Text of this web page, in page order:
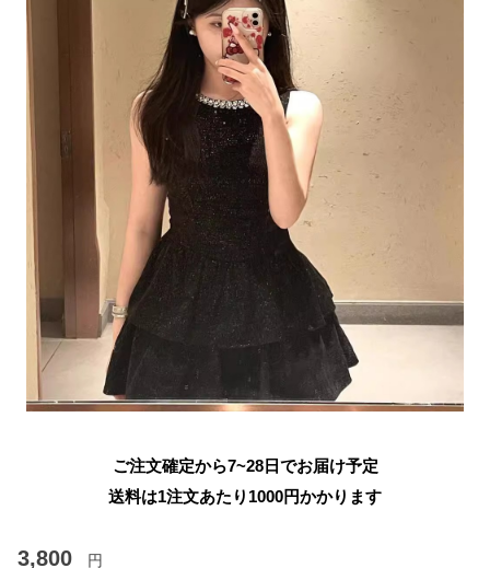
ご注文確定から7~28日でお届け予定
送料は1注文あたり 1000円かかります
3,800 円